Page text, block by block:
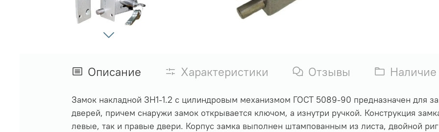
Описание Характеристики Отзывы Наличие
Замок накладной ЗН1-1.2 с цилиндровым механизмом ГОСТ 5089-90 предназначен для
дверей, причем снаружи замок открывается ключом, а изнутри ручкой. Конструкция
левые, так и правые двери. Корпус замка выполнен штампованным из листа, двойной